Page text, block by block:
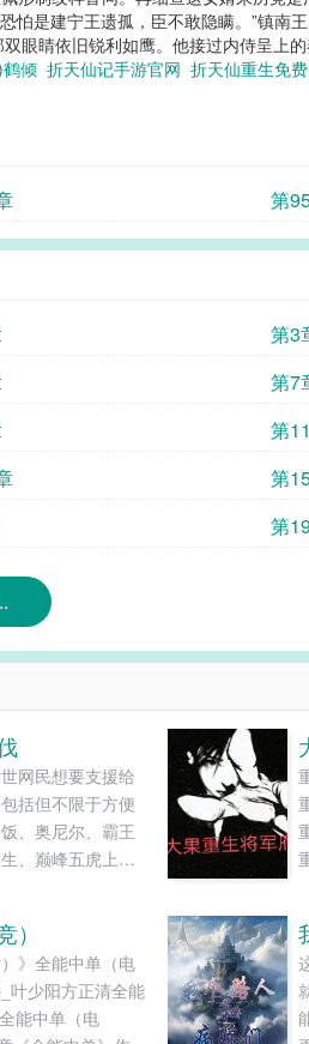
是建宁王遗孤，臣不敢隐瞒。”镇南
眼睛依旧锐利如鹰。他接过内侍呈上
倾 折天仙记手游官网 折天仙重生免
第
第3
第7
第
第
第
网民想要支援给
括但不限于方便
、奥尼尔、霸王
、巅峰五虎上
友：“让隔壁棒子
不起呢!每种来一
）
》全能中单（电
叶少阳方正清全能
能中单（电